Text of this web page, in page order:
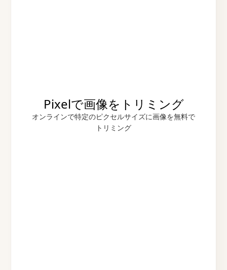
Pixelで画像をトリミング
オンラインで特定のピクセルサイズに画像を無料で
トリミング